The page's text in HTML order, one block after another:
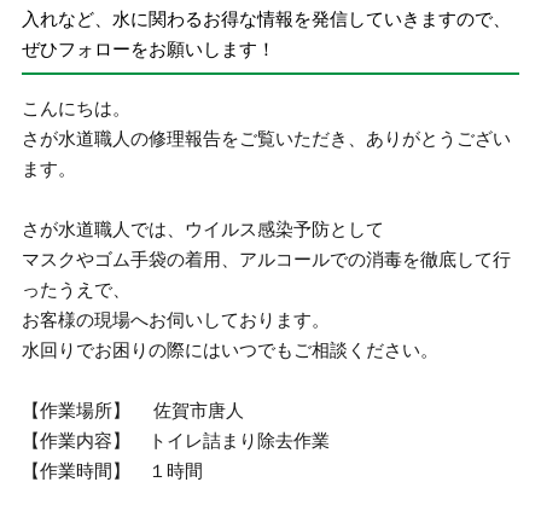
入れなど、水に関わるお得な情報を発信していきますので、
ぜひフォローをお願いします！
こんにちは。
さが水道職人の修理報告をご覧いただき、ありがとうござい
ます。
さが水道職人では、ウイルス感染予防として
マスクやゴム手袋の着用、アルコールでの消毒を徹底して行
ったうえで、
お客様の現場へお伺いしております。
水回りでお困りの際にはいつでもご相談ください。
【作業場所】 佐賀市唐人
【作業内容】 トイレ詰まり除去作業
【作業時間】 １時間